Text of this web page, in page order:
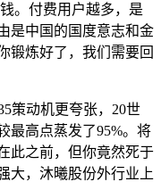
。付费用户越多，是
是中国的国度意志和金
锻炼好了，我们需要回
动机更夸张，20世
最高点蒸发了95%。将
此之前，但你竟然死于
大，沐曦股份外行业上